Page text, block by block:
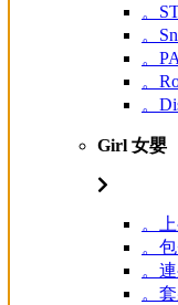
。
。
。
。
。
Girl 女嬰
。
。
。
。